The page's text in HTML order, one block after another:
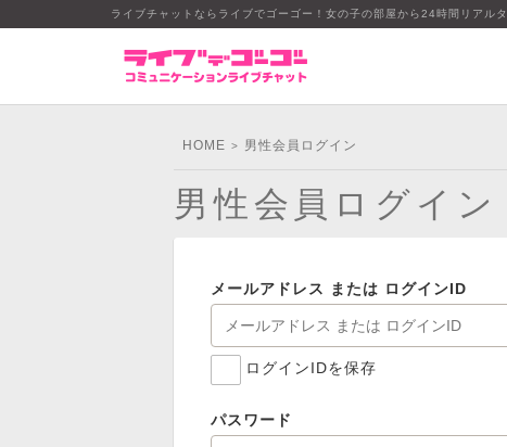
ライブチャットならライブでゴーゴー！女の子の部屋から24時間リアル
HOME > 男性会員ログイン
男性会員ログイン
メールアドレス または ログインID
ログインIDを保存
パスワード